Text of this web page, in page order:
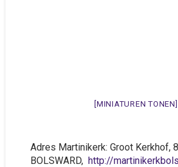
[MINIATUREN TONEN]
Adres Martinikerk: Groot Kerkhof,
BOLSWARD, http://